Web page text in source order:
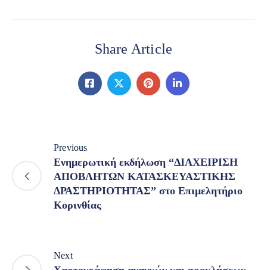
Share Article
Previous
Ενημερωτική εκδήλωση “ΔΙΑΧΕΙΡΙΣΗ
ΑΠΟΒΛΗΤΩΝ ΚΑΤΑΣΚΕΥΑΣΤΙΚΗΣ
ΔΡΑΣΤΗΡΙΟΤΗΤΑΣ” στο Επιμελητήριο
Κορινθίας
Next